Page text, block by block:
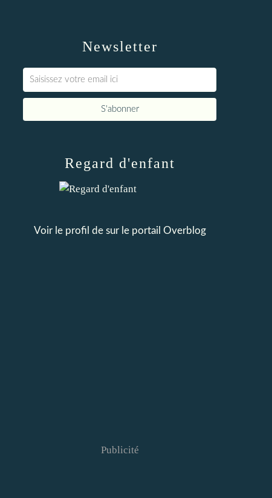
Newsletter
Regard d'enfant
Voir le profil de sur le portail Overblog
Publicité